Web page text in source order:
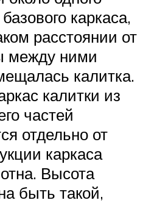
каркаса,
расстоянии от
между ними
калитка.
калитки из
частей
отдельно от
каркаса
Высота
быть такой,